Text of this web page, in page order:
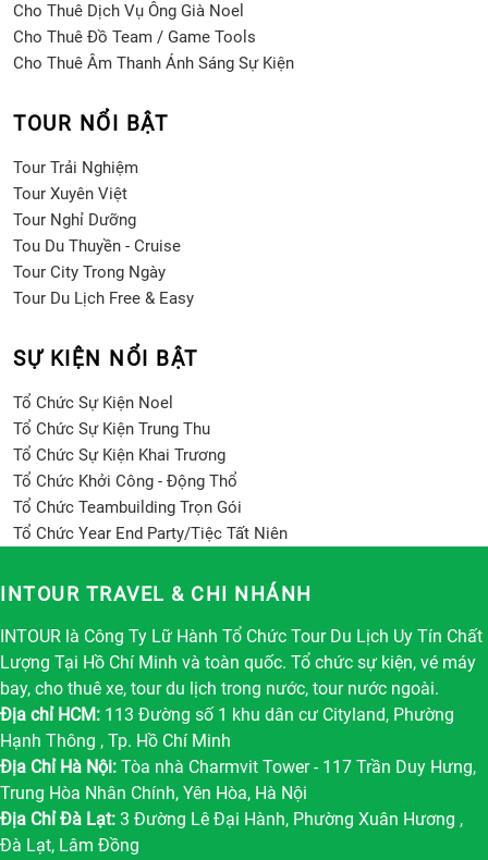
Cho Thuê Dịch Vụ Ông Già Noel
Cho Thuê Đồ Team / Game Tools
Cho Thuê Âm Thanh Ánh Sáng Sự Kiện
TOUR NỔI BẬT
Tour Trải Nghiệm
Tour Xuyên Việt
Tour Nghỉ Dưỡng
Tou Du Thuyền - Cruise
Tour City Trong Ngày
Tour Du Lịch Free & Easy
SỰ KIỆN NỔI BẬT
Tổ Chức Sự Kiện Noel
Tổ Chức Sự Kiện Trung Thu
Tổ Chức Sự Kiện Khai Trương
Tổ Chức Khởi Công - Động Thổ
Tổ Chức Teambuilding Trọn Gói
Tổ Chức Year End Party/Tiệc Tất Niên
INTOUR TRAVEL & CHI NHÁNH
INTOUR là Công Ty Lữ Hành Tổ Chức Tour Du Lịch Uy Tín Chất
Lượng Tại Hồ Chí Minh và toàn quốc. Tổ chức sự kiện, vé máy
bay, cho thuê xe, tour du lịch trong nước, tour nước ngoài.
Địa chỉ HCM: 113 Đường số 1 khu dân cư Cityland, Phường
Hạnh Thông , Tp. Hồ Chí Minh
Địa Chỉ Hà Nội: Tòa nhà Charmvit Tower - 117 Trần Duy Hưng,
Trung Hòa Nhân Chính, Yên Hòa, Hà Nội
Địa Chỉ Đà Lạt: 3 Đường Lê Đại Hành, Phường Xuân Hương ,
Đà Lạt, Lâm Đồng